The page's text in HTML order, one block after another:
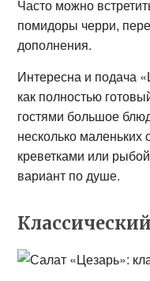
Часто можно
помидоры черри,
дополнения.
Интересна и подача
как полностью
гостями большое
несколько маленьких
креветками или
вариант по душе.